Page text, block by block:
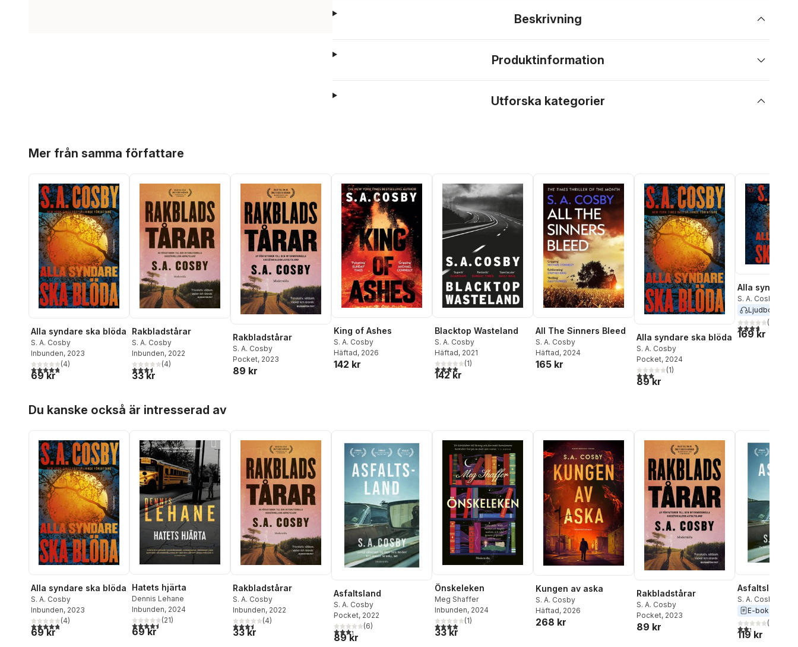
Beskrivning
Produktinformation
Utforska kategorier
Mer från samma författare
Alla syndare ska blöda
S. A. Cosby
Inbunden, 2023
4,8utav 5 stjärnor. Totalt antal röster:
(4)
69 kr
Rakbladstårar
S. A. Cosby
Inbunden, 2022
3,5utav 5 stjärnor. Totalt antal röster:
(4)
33 kr
Rakbladstårar
S. A. Cosby
Pocket, 2023
89 kr
King of Ashes
S. A. Cosby
Häftad, 2026
142 kr
Blacktop Wasteland
S. A. Cosby
Häftad, 2021
4,0utav 5 stjärnor. Totalt antal röster:
(1)
142 kr
All The Sinners Bleed
S. A. Cosby
Häftad, 2024
165 kr
Alla syndare ska blöda
S. A. Cosby
Pocket, 2024
3,0utav 5 stjärnor. Totalt antal röster:
(1)
89 kr
Alla syndare
S. A. Cosby
Ljudbok
3,7utav 5(
169 kr
Du kanske också är intresserad av
Alla syndare ska blöda
S. A. Cosby
Inbunden, 2023
4,8utav 5 stjärnor. Totalt antal röster:
(4)
69 kr
Hatets hjärta
Dennis Lehane
Inbunden, 2024
4,5utav 5 stjärnor. Totalt antal röster:
(21)
69 kr
Rakbladstårar
S. A. Cosby
Inbunden, 2022
3,5utav 5 stjärnor. Totalt antal röster:
(4)
33 kr
Asfaltsland
S. A. Cosby
Pocket, 2022
3,3utav 5 stjärnor. Totalt antal röster:
(6)
89 kr
Önskeleken
Meg Shaffer
Inbunden, 2024
4,0utav 5 stjärnor. Totalt antal röster:
(1)
33 kr
Kungen av aska
S. A. Cosby
Häftad, 2026
268 kr
Rakbladstårar
S. A. Cosby
Pocket, 2023
89 kr
Asfaltsland
S. A. Cosby
E-bok
2,3utav 5(
119 kr